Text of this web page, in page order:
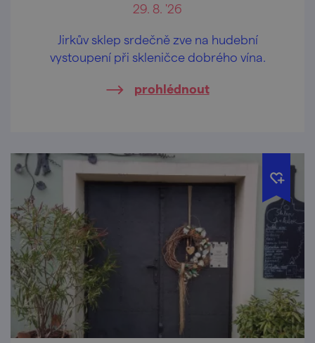
29. 8. '26
Jirkův sklep srdečně zve na hudební
vystoupení při skleničce dobrého vína.
prohlédnout